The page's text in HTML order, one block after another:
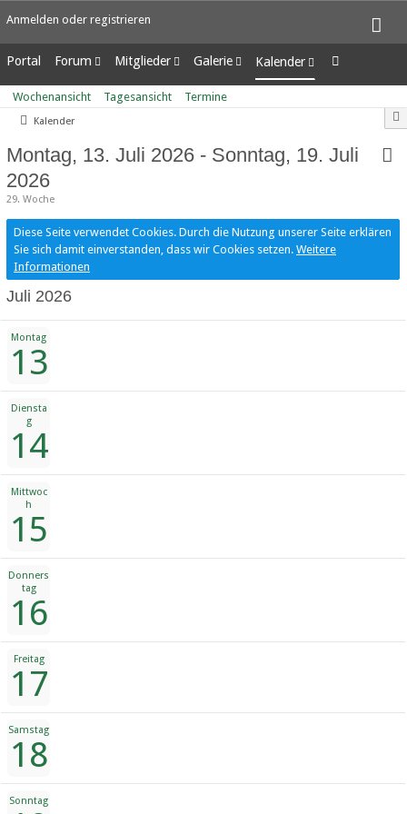
Anmelden oder registrieren
Portal Forum
Unerledigte Themen
Mitglieder
Letzte Aktivitäten
Benutzer online
Mitgliedersuche
Galerie
Alben
Bilder
Kalender
Wochenansicht
Tagesansicht
Wochenansicht Tagesansicht Termine
Kalender
Montag, 13. Juli 2026 - Sonntag, 19. Juli
2026
29. Woche
Diese Seite verwendet Cookies. Durch die Nutzung unserer Seite erklären
Sie sich damit einverstanden, dass wir Cookies setzen. Weitere
Informationen
Juli 2026
Montag
13
Diensta
g
14
Mittwoc
h
15
Donners
tag
16
Freitag
17
Samstag
18
Sonntag